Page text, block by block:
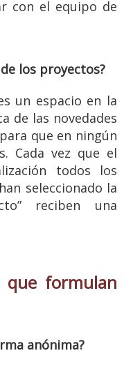
con el equipo de
los proyectos?
un espacio en la
de las novedades
que en ningún
Cada vez que el
todos los
seleccionado la
reciben una
que formulan
anónima?